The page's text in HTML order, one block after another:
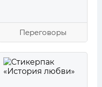
Переговоры